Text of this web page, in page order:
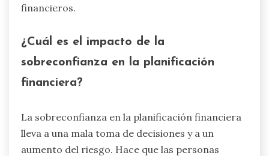
financieros.
¿Cuál es el impacto de la
sobreconfianza en la planificación
financiera?
La sobreconfianza en la planificación financiera
lleva a una mala toma de decisiones y a un
aumento del riesgo. Hace que las personas